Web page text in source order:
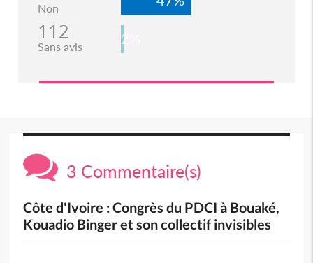
Non
112
Sans avis 2%
3 Commentaire(s)
Côte d'Ivoire : Congrès du PDCI à Bouaké,
Kouadio Binger et son collectif invisibles